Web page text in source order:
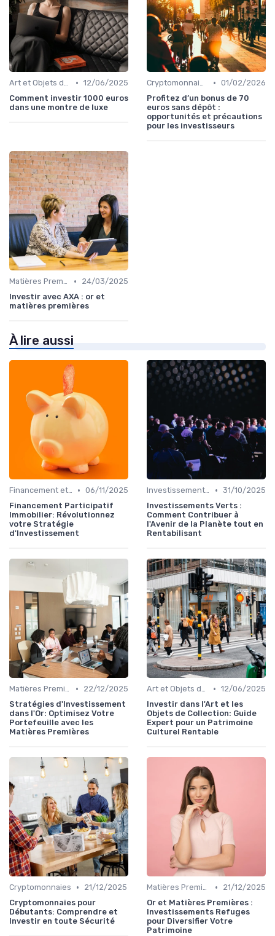
Art et Objets de Collection • 12/06/2025
Comment investir 1000 euros
dans une montre de luxe
Cryptomonnaies • 01/02/2026
Profitez d’un bonus de 70
euros sans dépôt :
opportunités et précautions
pour les investisseurs
Matières Premières et Or •
24/03/2025
Investir avec AXA : or et
matières premières
À lire aussi
Financement et Prêts Immobiliers • 06/11/2025
Financement Participatif
Immobilier: Révolutionnez
votre Stratégie
d'Investissement
Investissements Écologiques et Durables • 31/10/2025
Investissements Verts :
Comment Contribuer à
l'Avenir de la Planète tout en
Rentabilisant
Matières Premières et Or •
22/12/2025
Stratégies d'Investissement
dans l'Or: Optimisez Votre
Portefeuille avec les
Matières Premières
Art et Objets de Collection • 12/06/2025
Investir dans l'Art et les
Objets de Collection: Guide
Expert pour un Patrimoine
Culturel Rentable
Cryptomonnaies •
21/12/2025
Cryptomonnaies pour
Débutants: Comprendre et
Investir en toute Sécurité
Matières Premières et Or •
21/12/2025
Or et Matières Premières :
Investissements Refuges
pour Diversifier Votre
Patrimoine